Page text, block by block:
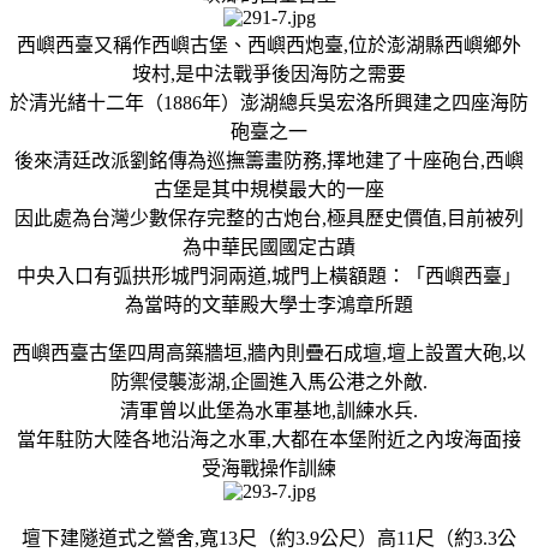
西嶼西臺又稱作西嶼古堡、西嶼西炮臺,位於澎湖縣西嶼鄉外
垵村,是中法戰爭後因海防之需要
於清光緒十二年（1886年）澎湖總兵吳宏洛所興建之四座海防
砲臺之一
後來清廷改派劉銘傳為巡撫籌畫防務,擇地建了十座砲台,西嶼
古堡是其中規模最大的一座
因此處為台灣少數保存完整的古炮台,極具歷史價值,目前被列
為中華民國國定古蹟
中央入口有弧拱形城門洞兩道,城門上橫額題：「西嶼西臺」
為當時的文華殿大學士李鴻章所題
西嶼西臺古堡四周高築牆垣,牆內則疊石成壇,壇上設置大砲,以
防禦侵襲澎湖,企圖進入馬公港之外敵.
清軍曾以此堡為水軍基地,訓練水兵.
當年駐防大陸各地沿海之水軍,大都在本堡附近之內垵海面接
受海戰操作訓練
壇下建隧道式之營舍,寬13尺（約3.9公尺）高11尺（約3.3公